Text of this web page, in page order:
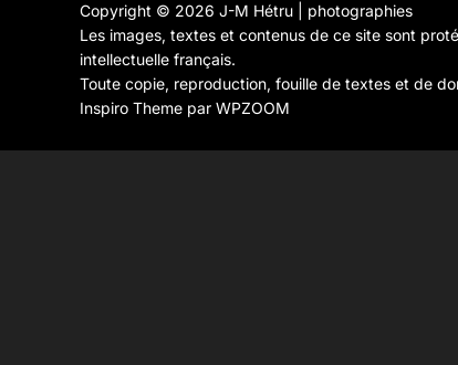
Copyright © 2026 J-M Hétru | photographies
Les images, textes et contenus de ce site sont
intellectuelle français.
Toute copie, reproduction, fouille de textes et de
Inspiro Theme par WPZOOM